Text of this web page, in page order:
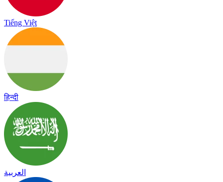
Tiếng Việt
हिन्दी
العربية